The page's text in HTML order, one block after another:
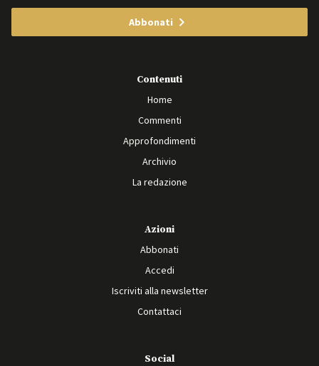
Abbonati
Contenuti
Home
Commenti
Approfondimenti
Archivio
La redazione
Azioni
Abbonati
Accedi
Iscriviti alla newsletter
Contattaci
Social